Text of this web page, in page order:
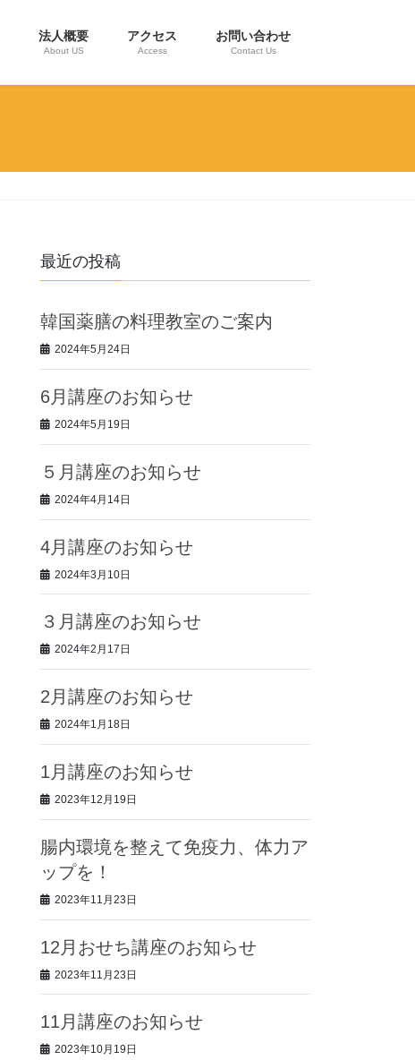
法人概要
About US
アクセス
Access
お問い合わせ
Contact Us
最近の投稿
韓国薬膳の料理教室のご案内
2024年5月24日
6月講座のお知らせ
2024年5月19日
５月講座のお知らせ
2024年4月14日
4月講座のお知らせ
2024年3月10日
３月講座のお知らせ
2024年2月17日
2月講座のお知らせ
2024年1月18日
1月講座のお知らせ
2023年12月19日
腸内環境を整えて免疫力、体力ア
ップを！
2023年11月23日
12月おせち講座のお知らせ
2023年11月23日
11月講座のお知らせ
2023年10月19日